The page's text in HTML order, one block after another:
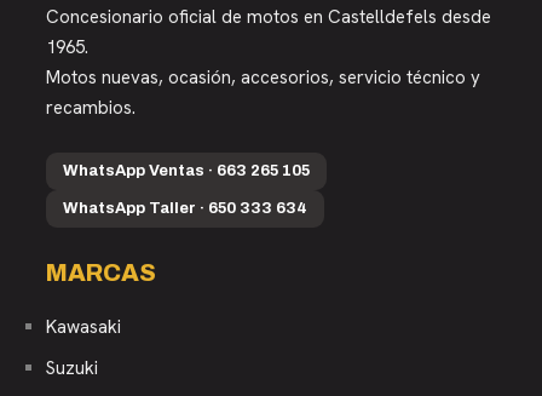
Concesionario oficial de motos en Castelldefels desde
1965.
Motos nuevas, ocasión, accesorios, servicio técnico y
recambios.
WhatsApp Ventas · 663 265 105
WhatsApp Taller · 650 333 634
MARCAS
Kawasaki
Suzuki